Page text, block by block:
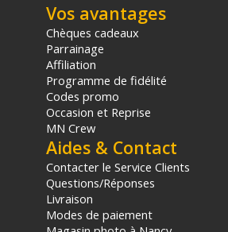
Vos avantages
Chèques cadeaux
Parrainage
Affiliation
Programme de fidélité
Codes promo
Occasion et Reprise
MN Crew
Aides & Contact
Contacter le Service Clients
Questions/Réponses
Livraison
Modes de paiement